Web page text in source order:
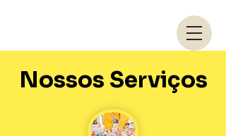
Nossos Serviços